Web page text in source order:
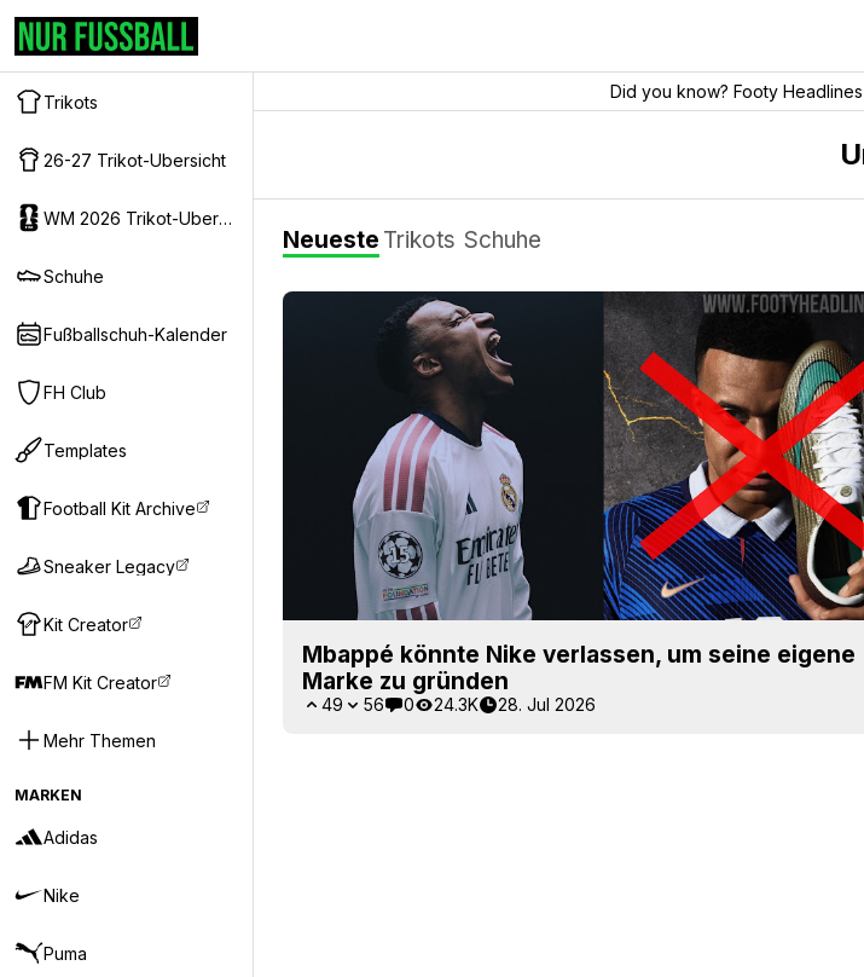
Trikots
26-27 Trikot-Ubersicht
WM 2026 Trikot-Ubersicht
Schuhe
Fußballschuh-Kalender
FH Club
Templates
Football Kit Archive
Sneaker Legacy
Kit Creator
FM Kit Creator
Mehr Themen
MARKEN
Adidas
Nike
Puma
Did you know? Footy
Neueste Trikots Schuhe
Mbappé könnte Nike verlassen, um seine eigene
Marke zu gründen
49 56 0 24.3K 28. Jul 2026